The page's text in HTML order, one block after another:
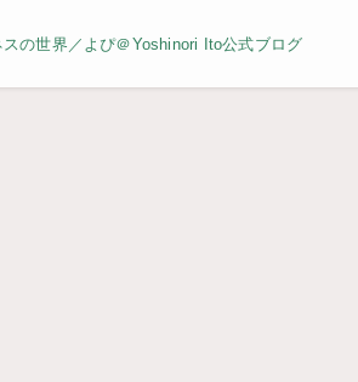
の世界／よぴ＠Yoshinori Ito公式ブログ